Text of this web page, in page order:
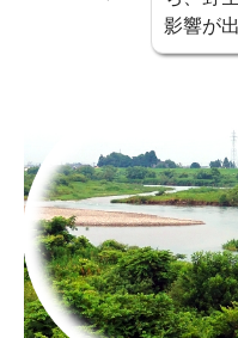
影響が